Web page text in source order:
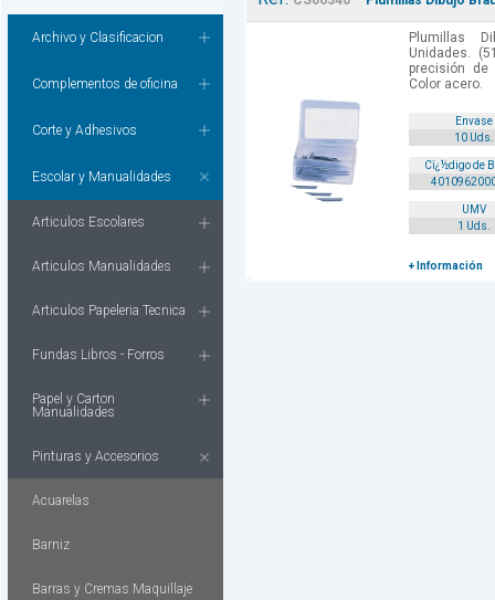
Archivo y Clasificacion
Complementos de oficina
Corte y Adhesivos
Escolar y Manualidades
Articulos Escolares
Articulos Manualidades
Articulos Papeleria Tecnica
Fundas Libros - Forros
Papel y Carton
Manualidades
Pinturas y Accesorios
Acuarelas
Barniz
Barras y Cremas Maquillaje
Plumillas
Unidades.
precisión
Color acero.
Envase
10 Uds.
Cï¿½digo de
UMV
1 Uds.
+ Información